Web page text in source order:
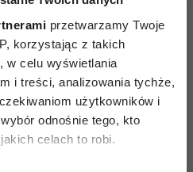
przetwarzamy Twoje
korzystając z takich
w celu wyświetlania
i treści, analizowania tychże,
użytkowników i
odnośnie tego, kto
celach to robi.
wzdłuż i pokrój w
umyj, obierz i pokrój
pokrój również ogórki.
oliwy zeszklij cebulę
bulionem. Gotuj pod